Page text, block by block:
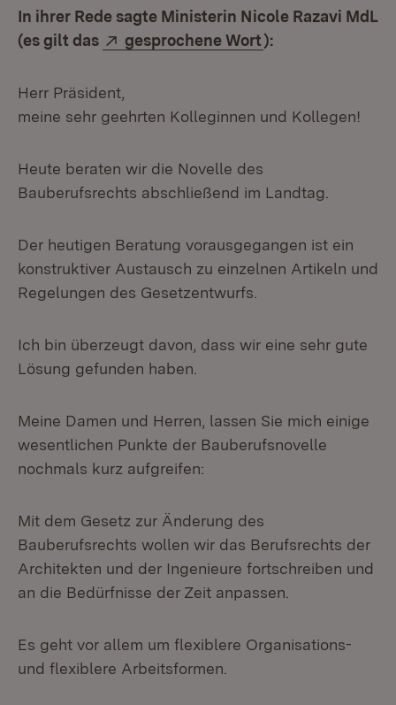
In ihrer Rede sagte Ministerin Nicole Razavi MdL
(es gilt das
Extern:
gesprochene Wort(Öffnet in neuem
):
Herr Präsident,
meine sehr geehrten Kolleginnen und Kollegen!
Heute beraten wir die Novelle des
Bauberufsrechts abschließend im Landtag.
Der heutigen Beratung vorausgegangen ist ein
konstruktiver Austausch zu einzelnen Artikeln und
Regelungen des Gesetzentwurfs.
Ich bin überzeugt davon, dass wir eine sehr gute
Lösung gefunden haben.
Meine Damen und Herren, lassen Sie mich einige
wesentlichen Punkte der Bauberufsnovelle
nochmals kurz aufgreifen:
Mit dem Gesetz zur Änderung des
Bauberufsrechts wollen wir das Berufsrechts der
Architekten und der Ingenieure fortschreiben und
an die Bedürfnisse der Zeit anpassen.
Es geht vor allem um flexiblere Organisations-
und flexiblere Arbeitsformen.